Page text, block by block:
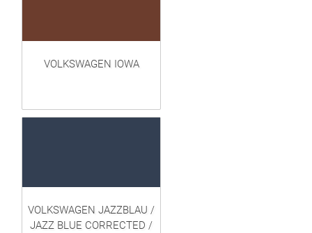
VOLKSWAGEN IOWA
VOLKSWAGEN JAZZBLAU /
JAZZ BLUE CORRECTED /